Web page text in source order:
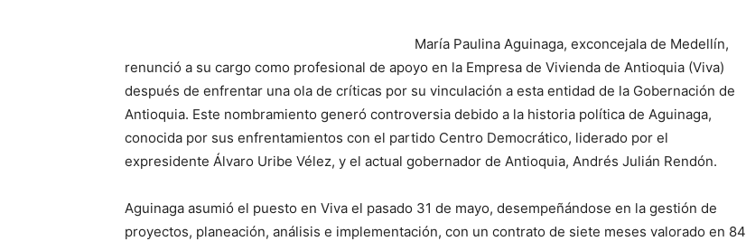
María Paulina Aguinaga, exconcejala de Medellín,
renunció a su cargo como profesional de apoyo en la Empresa de Vivienda de Antioquia (Viva)
después de enfrentar una ola de críticas por su vinculación a esta entidad de la Gobernación de
Antioquia. Este nombramiento generó controversia debido a la historia política de Aguinaga,
conocida por sus enfrentamientos con el partido Centro Democrático, liderado por el
expresidente Álvaro Uribe Vélez, y el actual gobernador de Antioquia, Andrés Julián Rendón.
Aguinaga asumió el puesto en Viva el pasado 31 de mayo, desempeñándose en la gestión de
proyectos, planeación, análisis e implementación, con un contrato de siete meses valorado en 84